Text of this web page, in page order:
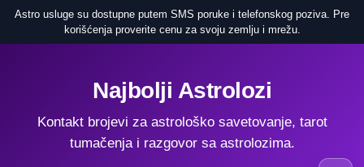
Astro usluge su dostupne putem SMS poruke i telefonskog poziva. Pre
korišćenja proverite cenu za svoju zemlju i mrežu.
Najbolji Astrolozi
Kontakt brojevi za astrološko savetovanje, tarot
tumačenja i razgovor sa astrolozima.